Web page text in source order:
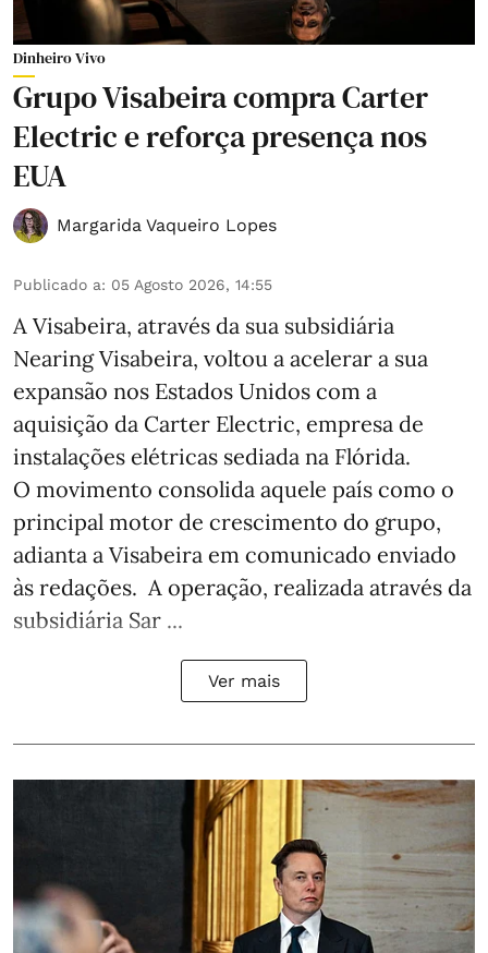
Dinheiro Vivo
Grupo Visabeira compra Carter
Electric e reforça presença nos
EUA
Margarida Vaqueiro Lopes
Publicado a: 05 Agosto 2026, 14:55
A Visabeira, através da sua subsidiária
Nearing Visabeira, voltou a acelerar a sua
expansão nos Estados Unidos com a
aquisição da Carter Electric, empresa de
instalações elétricas sediada na Flórida.
O movimento consolida aquele país como o
principal motor de crescimento do grupo,
adianta a Visabeira em comunicado enviado
às redações. A operação, realizada através da
subsidiária Sar ...
Ver mais